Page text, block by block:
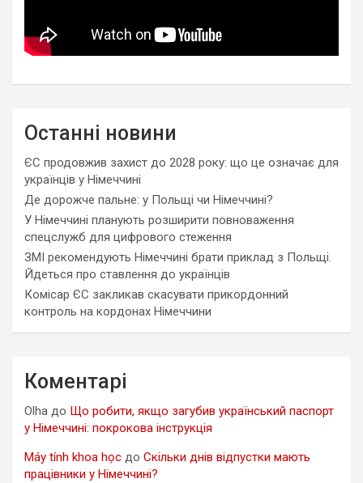
Останні новини
ЄС продовжив захист до 2028 року: що це означає для
українців у Німеччині
Де дорожче пальне: у Польщі чи Німеччині?
У Німеччині планують розширити повноваження
спецслужб для цифрового стеження
ЗМІ рекомендують Німеччині брати приклад з Польщі.
Йдеться про ставлення до українців
Комісар ЄС закликав скасувати прикордонний
контроль на кордонах Німеччини
Коментарі
Olha до Що робити, якщо загубив український паспорт
у Німеччині: покрокова інструкція
Máy tính khoa học до Скільки днів відпустки мають
працівники у Німеччині?